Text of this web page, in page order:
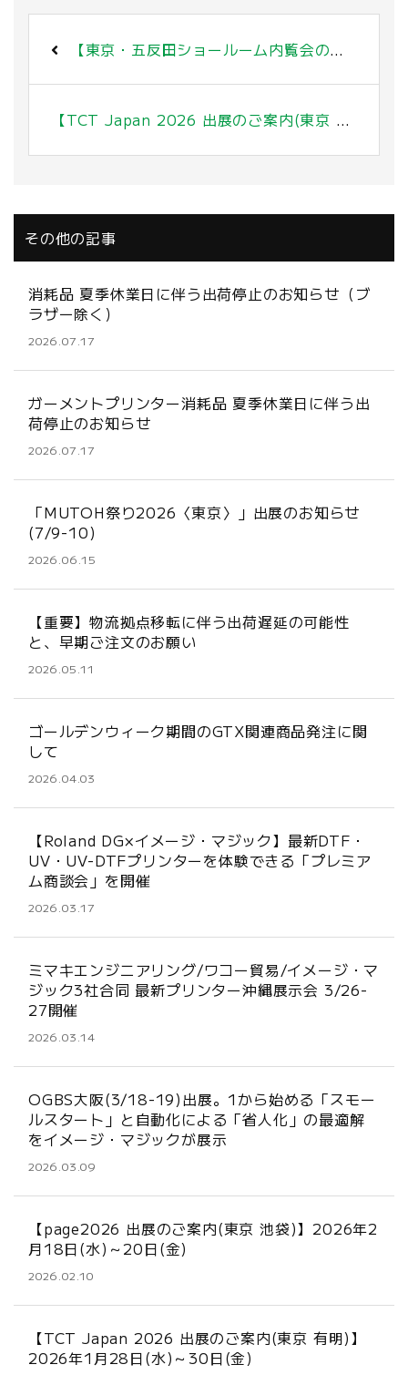
【東京・五反田ショールーム内覧会のお知らせ】 2026年1月15日(木)～16日(金)
【TCT Japan 2026 出展のご案内(東京 有明)】2026年1月28日(水)～30日(金)
その他の記事
消耗品 夏季休業日に伴う出荷停止のお知らせ（ブ
ラザー除く）
2026.07.17
ガーメントプリンター消耗品 夏季休業日に伴う出
荷停止のお知らせ
2026.07.17
「MUTOH祭り2026〈東京〉」出展のお知らせ
(7/9-10)
2026.06.15
【重要】物流拠点移転に伴う出荷遅延の可能性
と、早期ご注文のお願い
2026.05.11
ゴールデンウィーク期間のGTX関連商品発注に関
して
2026.04.03
【Roland DG×イメージ・マジック】最新DTF・
UV・UV-DTFプリンターを体験できる「プレミア
ム商談会」を開催
2026.03.17
ミマキエンジニアリング/ワコー貿易/イメージ・マ
ジック3社合同 最新プリンター沖縄展示会 3/26-
27開催
2026.03.14
OGBS大阪(3/18-19)出展。1から始める「スモー
ルスタート」と自動化による「省人化」の最適解
をイメージ・マジックが展示
2026.03.09
【page2026 出展のご案内(東京 池袋)】2026年2
月18日(水)～20日(金)
2026.02.10
【TCT Japan 2026 出展のご案内(東京 有明)】
2026年1月28日(水)～30日(金)